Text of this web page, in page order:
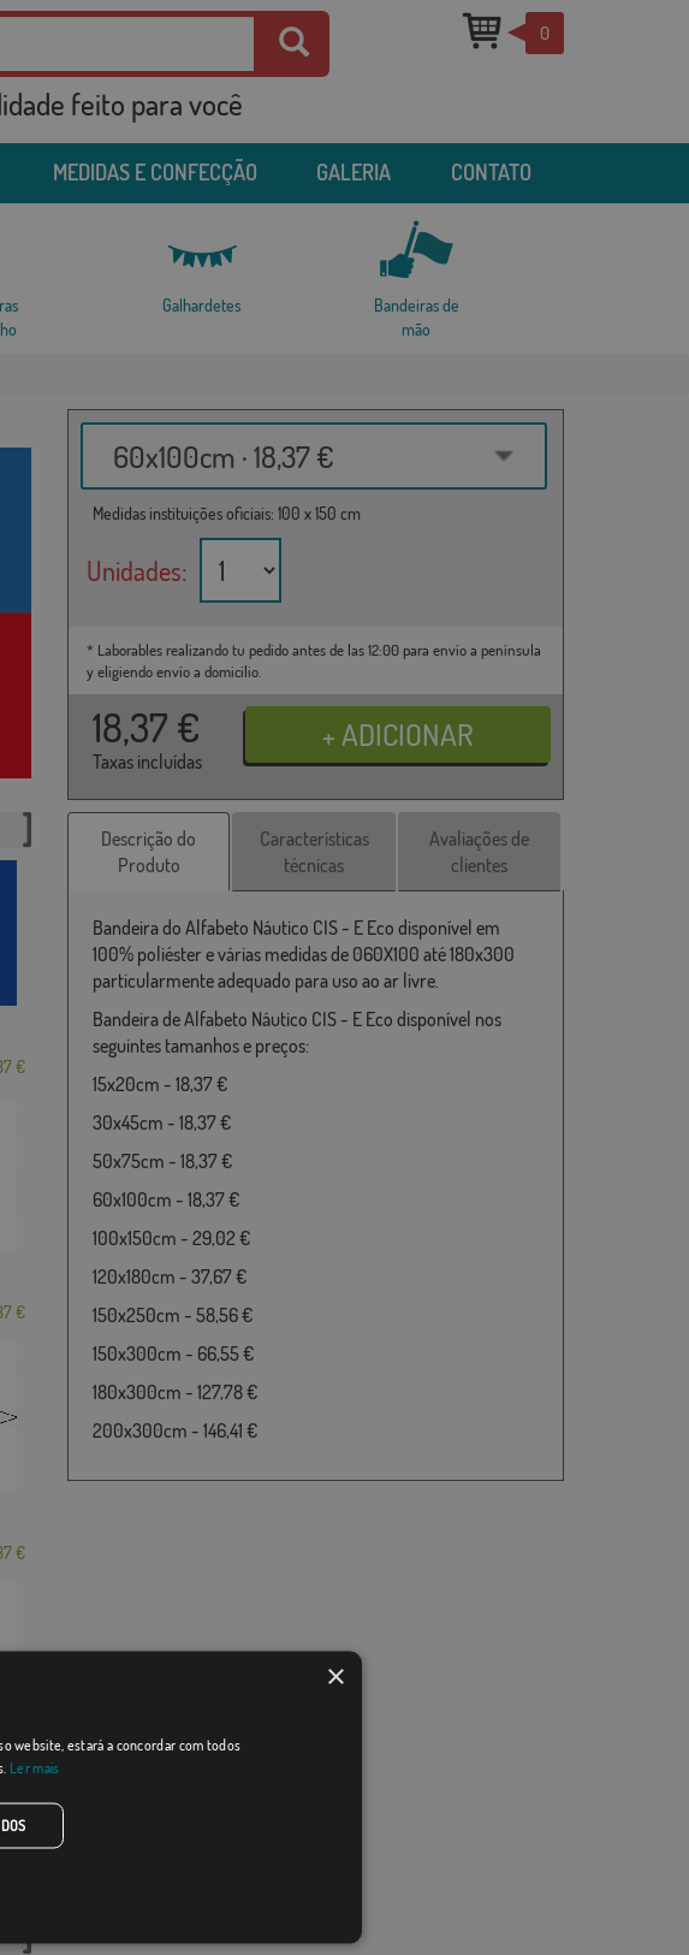
feito para você
0
MEDIDAS E CONFECÇÃO GALERIA CONTATO
Galhardetes
Bandeiras de
mão
60x100cm · 18,37 €
Medidas instituições oficiais: 100 x 150 cm
Unidades:
* Laborables realizando tu pedido antes de las 12:00 para envío a península
y eligiendo envío a domicilio.
18,37 €
Taxas incluídas
€
€
€
Descrição do
Produto
Características
técnicas
Avaliações de
clientes
Bandeira do Alfabeto Náutico CIS - E Eco disponível em
100% poliéster e várias medidas de 060X100 até 180x300
particularmente adequado para uso ao ar livre.
Bandeira de Alfabeto Náutico CIS - E Eco disponível nos
seguintes tamanhos e preços:
15x20cm - 18,37 €
30x45cm - 18,37 €
50x75cm - 18,37 €
60x100cm - 18,37 €
100x150cm - 29,02 €
120x180cm - 37,67 €
150x250cm - 58,56 €
150x300cm - 66,55 €
180x300cm - 127,78 €
200x300cm - 146,41 €
×
website, estará a concordar com todos
Ler mais